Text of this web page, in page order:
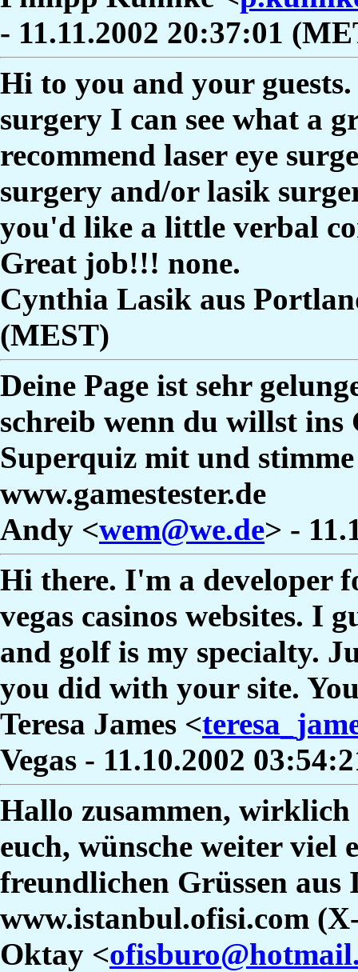
- 11.11.2002 20:37:01
Hi to you and your
surgery I can see what a
recommend laser eye
surgery and/or lasik
you'd like a little verbal
Great job!!! none.
Cynthia Lasik aus
(MEST)
Deine Page ist sehr
schreib wenn du willst ins
Superquiz mit und
www.gamestester.de
Andy <wem@we.de> -
Hi there. I'm a developer
vegas casinos websites. I
and golf is my specialty.
you did with your site.
Teresa James <
Vegas - 11.10.2002
Hallo zusammen, wirklich
euch, wünsche weiter viel
freundlichen Grüssen
www.istanbul.ofisi.com
Oktay <